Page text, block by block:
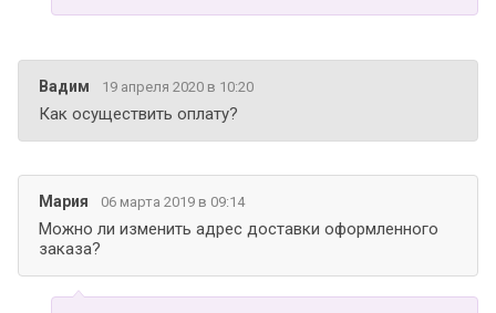
Вадим 19 апреля 2020 в 10:20
Как осуществить оплату?
Мария 06 марта 2019 в 09:14
Можно ли изменить адрес доставки оформленного
заказа?